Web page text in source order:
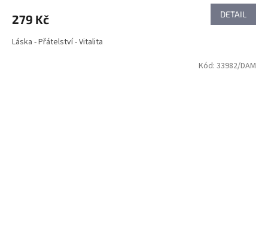
279 Kč DETAIL
Láska - Přátelství - Vitalita
Kód: 33982/DAM